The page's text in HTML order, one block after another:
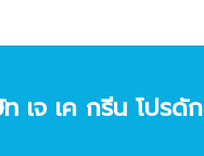
เจ เค กรีน โปร